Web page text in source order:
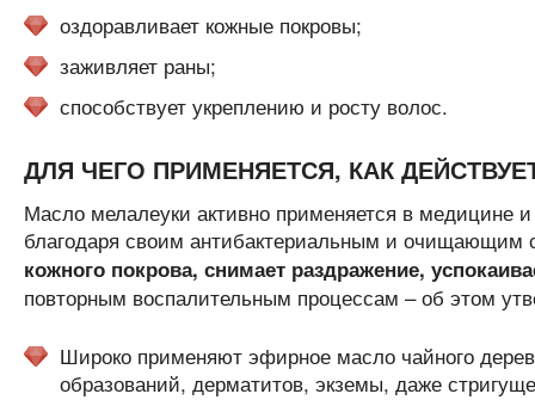
оздоравливает кожные покровы;
заживляет раны;
способствует укреплению и росту волос.
ДЛЯ ЧЕГО ПРИМЕНЯЕТСЯ, КАК
Масло мелалеуки активно применяется в медицине
благодаря своим антибактериальным и очищающим
кожного покрова, снимает раздражение,
повторным воспалительным процессам – об этом
Широко применяют эфирное масло чайного
образований, дерматитов, экземы, даже